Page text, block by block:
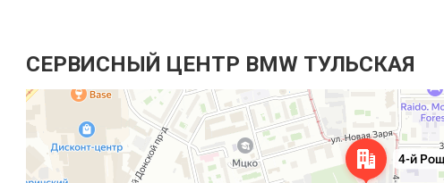
СЕРВИСНЫЙ ЦЕНТР BMW ТУЛЬСКАЯ